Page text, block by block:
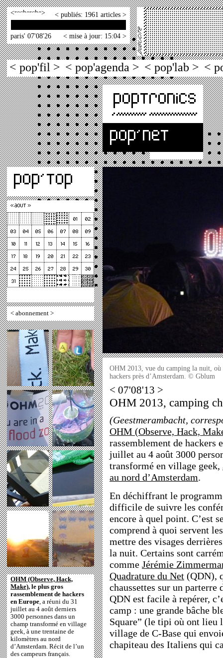
< > < publiés: 1961 articles >
paris' 07'08'26 < mise à jour: 15:04 >
< pop'fil > < pop'agenda > < pop'lab > <
< abonnement >
OHM (Observe, Hack,
Make), le plus gros
rassemblement de hackers
en Europe, a réuni du 31
juillet au 4 août derniers
3000 personnes dans un
champ transformé en village
geek, à une trentaine de
kilomètres au nord
d’Amsterdam. Récit de l’un
des campeurs français.
OHM 2013, vue du camping la nuit, où
hackers près d’Amsterdam. © Gblum
< 07'08'13 >
OHM 2013, camping
(Geestmerambacht,
OHM (Observe, Hack,
rassemblement de hackers
juillet au 4 août 3000
transformé en village geek,
au nord d’Amsterdam.
En déchiffrant le
difficile de suivre les
encore à quel point. C’est
comprend à quoi servent
mettre des visages
la nuit. Certains sont
comme Jérémie
Quadrature du Net (QDN),
chaussettes sur un parterre
QDN est facile à repérer,
camp : une grande bâche
Square” (le tipi où ont lieu
village de C-Base qui
chapiteau des Italiens qui